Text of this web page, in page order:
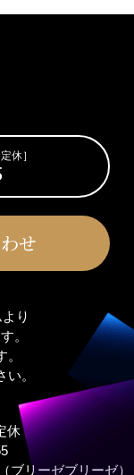
休］
せ
り
。
。
休
ブリーゼブリーゼ）